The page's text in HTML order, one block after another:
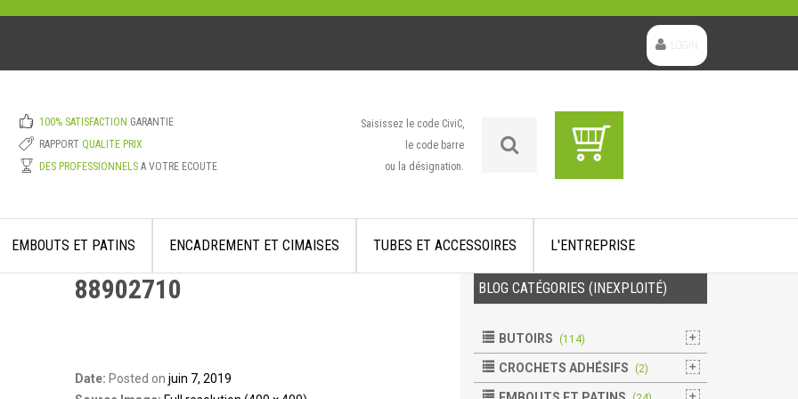
100% SATISFACTION GARANTIE
RAPPORT QUALITE PRIX
DES PROFESSIONNELSA VOTRE ECOUTE
Saisissez le code CiviC,
le code barre
ou la désignation.
EMBOUTS ET PATINS ENCADREMENT ET CIMAISES TUBES ET ACCESSOIRES L'ENTREPRISE
88902710
Date: Posted on juin 7, 2019
BLOG CATÉGORIES (INEXPLOITÉ)
BUTOIRS (114)
CROCHETS ADHÉSIFS (2)